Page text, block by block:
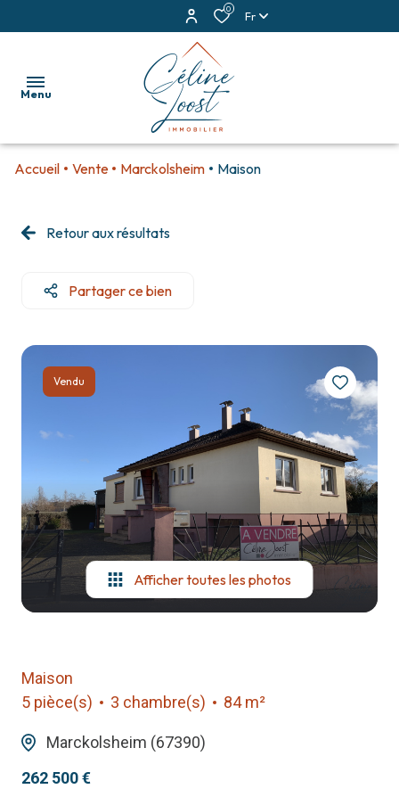
0 Fr
Menu
estimation
mail
contact
Accueil Vente Marckolsheim Maison
Retour aux résultats
Partager ce bien
Vendu
Afficher toutes les photos
Maison
5 pièce(s)
3 chambre(s) 84 m²
Marckolsheim (67390)
262 500 €